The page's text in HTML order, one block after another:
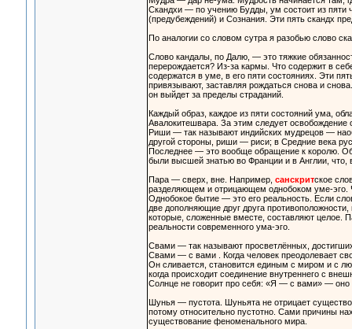
Скандхи — по учению Будды, ум состоит из
(предубеждений) и Сознания. Эти пять скандх
По аналогии со словом сутра я разобью слово
Слово кандалы, по Далю, — это тяжкие
перерождается? Из-за кармы. Что содержит в
содержатся в уме, в его пяти состояниях. Эти
привязывают, заставляя рождаться снова и
он выйдет за пределы страданий.
Каждый образ, каждое из пяти состояний ума,
Авалокитешвара. За этим следует освобождение
Риши — так называют индийских мудрецов —
другой стороны, риши — риси; в Средние века
Последнее — это вообще обращение к королю.
были высшей знатью во Франции и в Англии,
Пара — сверх, вне. Например, санскритское
разделяющем и отрицающем однобоком уме-эго.
Однобокое бытие — это его реальность. Если
две дополняющие друг друга
которые, сложенные вместе, составляют целое.
реальности современного ума-эго.
Свами — так называют просветлённых,
Свами — с вами . Когда человек преодолевает
Он сливается, становится единым с миром и с
когда происходит соединение внутреннего с
Солнце не говорит про себя: «Я — с вами» —
Шунья — пустота. Шуньята не отрицает
потому относительно пустотно. Сами причины
существование феноменального мира.